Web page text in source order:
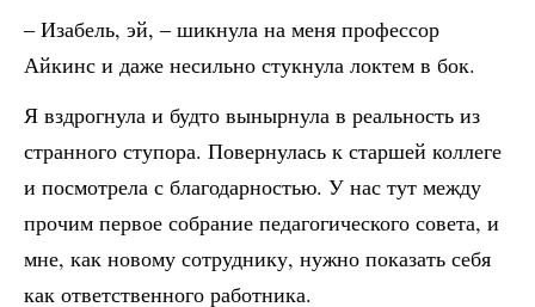
‒ Изабель, эй, ‒ шикнула на меня профессор
Айкинс и даже несильно стукнула локтем в бок.
Я вздрогнула и будто вынырнула в реальность из
странного ступора. Повернулась к старшей коллеге
и посмотрела с благодарностью. У нас тут между
прочим первое собрание педагогического совета, и
мне, как новому сотруднику, нужно показать себя
как ответственного работника.